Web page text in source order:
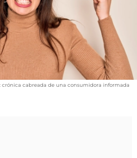
crónica cabreada de una consumidora informada